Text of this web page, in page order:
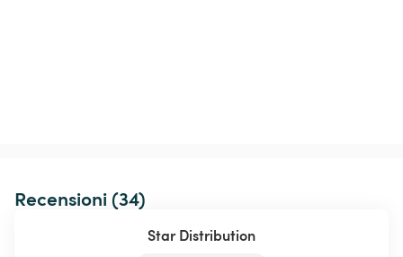
Recensioni (34)
Star Distribution